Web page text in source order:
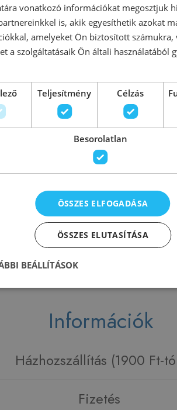
és szaniter , Fürdőszoba
, Rusztikus
cm Rusztikus Mosdószekrény
Információk
Házhozszállítás (1900 Ft-
Fizetés
vonatkozó információkat megosztjuk
is, akik egyesíthetik azokat
amelyeket Ön biztosított számukra,
a szolgáltatásaik Ön általi használatából
Teljesítmény Célzás
Besorolatlan
ÖSSZES ELFOGADÁSA
ÖSSZES ELUTASÍTÁSA
BEÁLLÍTÁSOK